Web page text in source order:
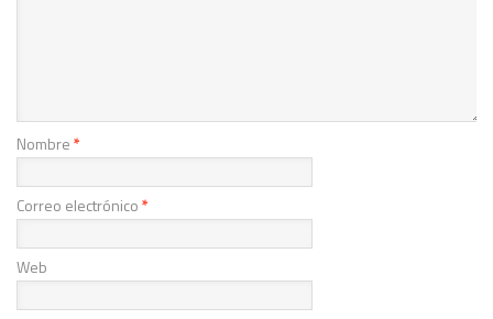
Nombre*
Correo electrónico*
Web